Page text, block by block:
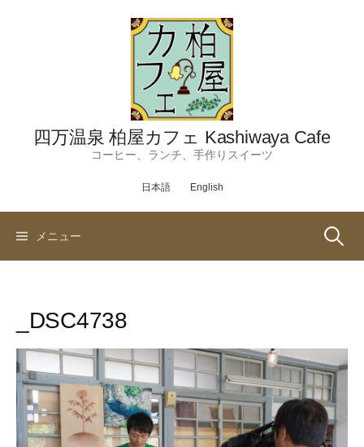
四万温泉 柏屋カフェ Kashiwaya Cafe
コーヒー、ランチ、手作りスイーツ
日本語 English
メニュー 検
_DSC4738